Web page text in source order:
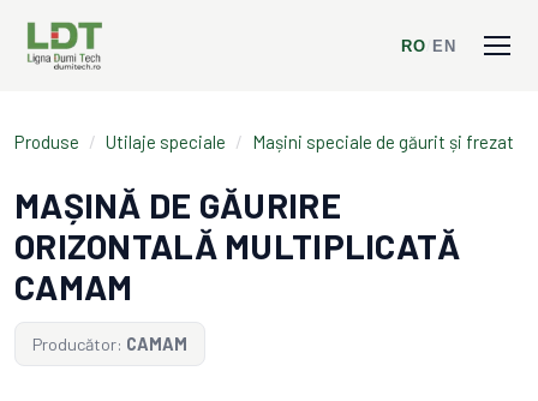
RO EN
Produse / Utilaje speciale / Mașini speciale de găurit și frezat
MAȘINĂ DE GĂURIRE
ORIZONTALĂ MULTIPLICATĂ
CAMAM
Producător: CAMAM